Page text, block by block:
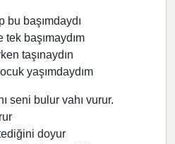
bu başımdaydı
başımaydım
taşınaydın
yaşımdaydım
seni bulur vahı vurur.
doyur